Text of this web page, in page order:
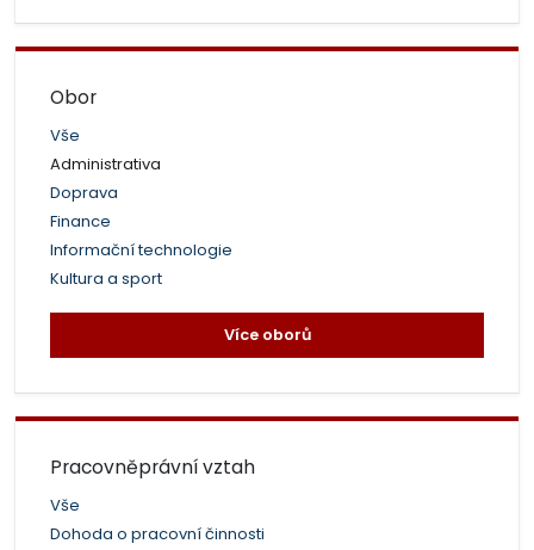
Obor
Vše
Administrativa
Doprava
Finance
Informační technologie
Kultura a sport
Více oborů
Pracovněprávní vztah
Vše
Dohoda o pracovní činnosti